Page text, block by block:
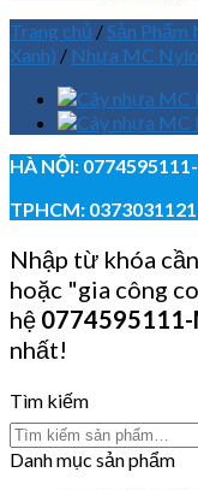
Trang chủ /Sản Phẩm
Xanh) / Nhựa MC
HÀ NỘI: 0774595111
TPHCM: 0373031121
Nhập từ khóa
hoặc "gia công
hệ 0774595111
nhất!
Tìm kiếm
Danh mục sản phẩm